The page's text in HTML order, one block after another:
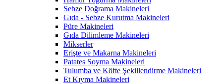
Sebze Doğrama Makineleri
Gıda - Sebze Kurutma Makineleri
Püre Makineleri
Gıda Dilimleme Makineleri
Mikserler
Erişte ve Makarna Makineleri
Patates Soyma Makineleri
Tulumba ve Köfte Şekillendirme Makineleri
Et Kıyma Makineleri